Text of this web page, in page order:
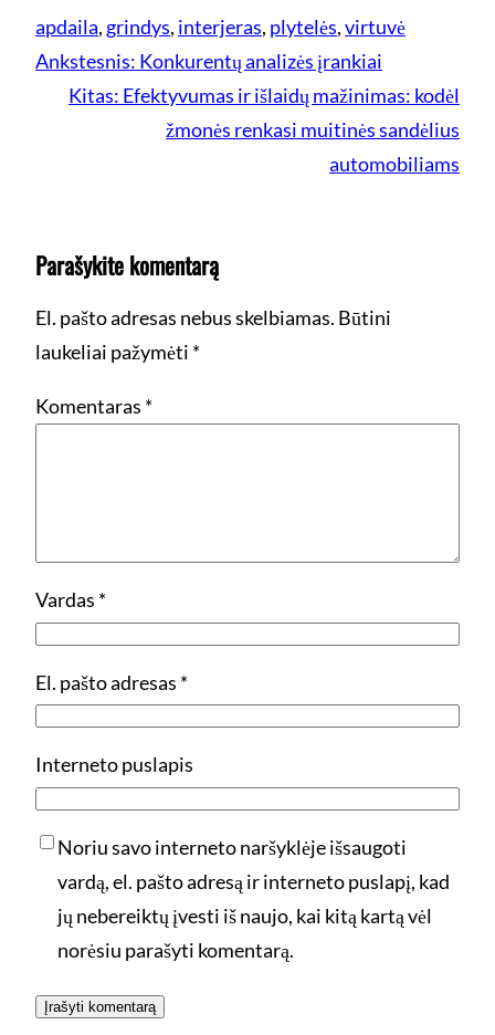
apdaila, grindys, interjeras, plytelės, virtuvė
Ankstesnis: Konkurentų analizės įrankiai
Kitas: Efektyvumas ir išlaidų mažinimas: kodėl
žmonės renkasi muitinės sandėlius
automobiliams
Parašykite komentarą
El. pašto adresas nebus skelbiamas. Būtini
laukeliai pažymėti *
Komentaras *
Vardas *
El. pašto adresas *
Interneto puslapis
Noriu savo interneto naršyklėje išsaugoti
vardą, el. pašto adresą ir interneto puslapį, kad
jų nebereiktų įvesti iš naujo, kai kitą kartą vėl
norėsiu parašyti komentarą.